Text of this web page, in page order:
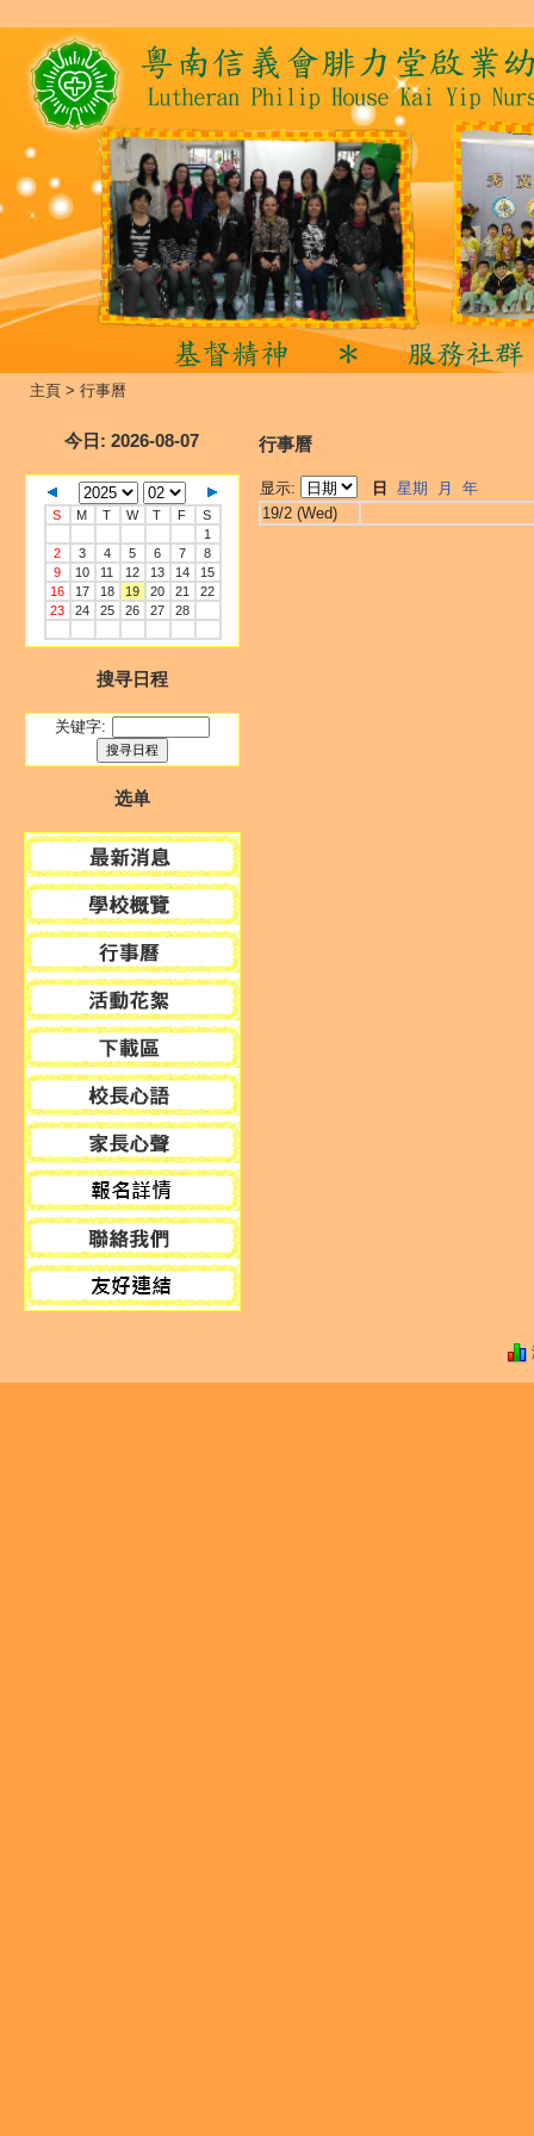
主頁 > 行事曆
今日 : 2026-08-07
S M T W T F
S
1
2
3 4 5 6 7
8
9
10 11 12 13 14
15
16
17 18 19 20 21
22
23
24 25 26 27 28
搜寻日程
关键字:
选单
行事曆
显示: 日 星期 月
年
19/2 (Wed)